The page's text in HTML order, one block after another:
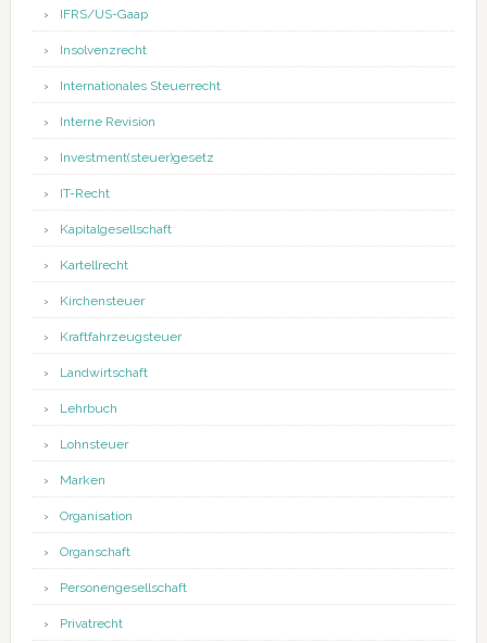
IFRS/US-Gaap
Insolvenzrecht
Internationales Steuerrecht
Interne Revision
Investment(steuer)gesetz
IT-Recht
Kapitalgesellschaft
Kartellrecht
Kirchensteuer
Kraftfahrzeugsteuer
Landwirtschaft
Lehrbuch
Lohnsteuer
Marken
Organisation
Organschaft
Personengesellschaft
Privatrecht